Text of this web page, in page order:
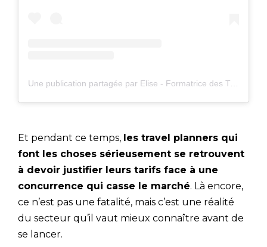
Et pendant ce temps, les travel planners qui
font les choses sérieusement se retrouvent
à devoir justifier leurs tarifs face à une
concurrence qui casse le marché. Là encore,
ce n’est pas une fatalité, mais c’est une réalité
du secteur qu’il vaut mieux connaître avant de
se lancer.